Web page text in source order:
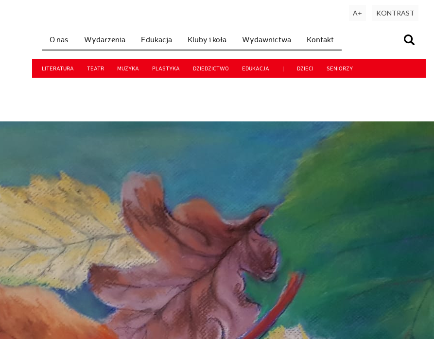
O nas Wydarzenia Edukacja Kluby i koła Wydawnictwa Kontakt
LITERATURA TEATR MUZYKA PLASTYKA DZIEDZICTWO EDUKACJA | DZIECI SENIORZY
A+ KONTRAST